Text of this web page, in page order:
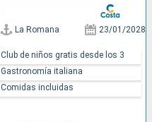
La Romana 23/01/2028
Club de niños gratis desde los 3
Gastronomía italiana
Comidas incluidas